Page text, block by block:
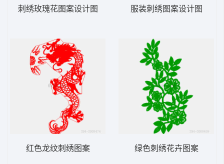
刺绣玫瑰花图案设计图
红色龙纹刺绣图案
服装刺绣图案设计图
绿色刺绣花卉图案